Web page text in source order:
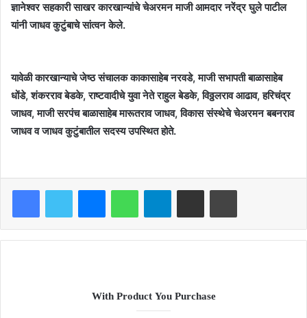
ज्ञानेश्वर सहकारी साखर कारखान्यांचे चेअरमन माजी आमदार नरेंद्र घुले पाटील
यांनी जाधव कुटुंबाचे सांत्वन केले.
यावेळी कारखान्याचे जेष्ठ संचालक काकासाहेब नरवडे, माजी सभापती बाळासाहेब
धोंडे, शंकरराव बेडके, राष्टवादीचे युवा नेते राहुल बेडके, विठ्ठलराव आढाव, हरिचंद्र
जाधव, माजी सरपंच बाळासाहेब मारूतराव जाधव, विकास संस्थेचे चेअरमन बबनराव
जाधव व जाधव कुटुंबातील सदस्य उपस्थित होते.
FacebookTwitter MessengerWhatsAppTelegramShare via Email Print
With Product You Purchase